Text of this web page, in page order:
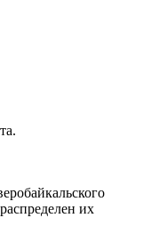
их